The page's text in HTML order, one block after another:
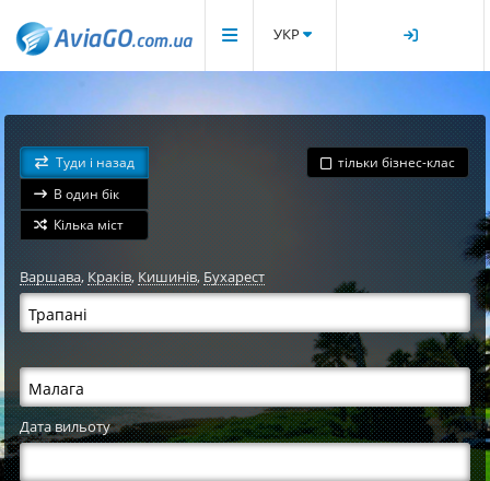
УКР
Туди і назад
В один бік
Кілька міст
тільки бізнес-клас
Варшава, Краків,Кишинів,Бухарест
Дата вильоту